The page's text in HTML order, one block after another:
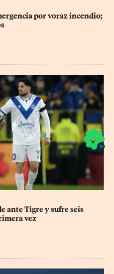
por voraz incendio;
ante Tigre y sufre seis
vez